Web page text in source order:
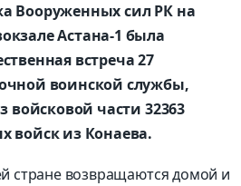
Вооруженных сил РК на
Астана-1 была
встреча 27
воинской службы,
войсковой части 32363
войск из Конаева.
стране возвращаются домой и